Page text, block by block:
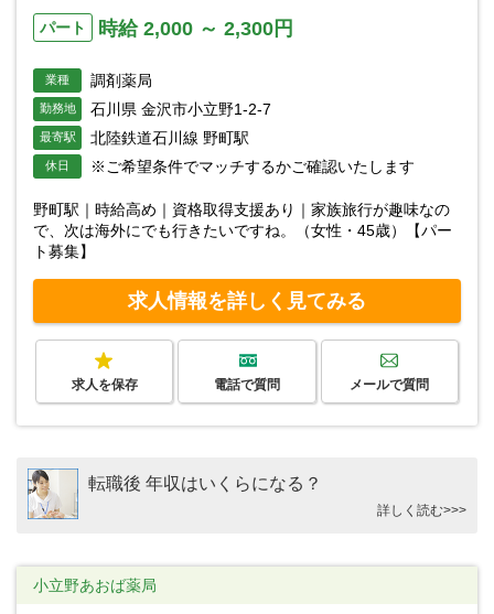
パート 時給 2,000 ～ 2,300円
業種 調剤薬局
勤務地 石川県 金沢市小立野1-2-7
最寄駅 北陸鉄道石川線 野町駅
休日 ※ご希望条件でマッチするかご確認いたします
野町駅｜時給高め｜資格取得支援あり｜家族旅行が趣味なの
で、次は海外にでも行きたいですね。（女性・45歳）【パー
ト募集】
求人情報を詳しく見てみる
求人を保存 電話で質問 メールで質問
転職後 年収はいくらになる？
詳しく読む>>>
小立野あおば薬局